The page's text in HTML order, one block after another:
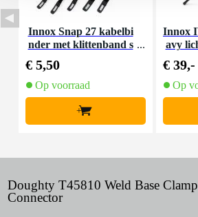
Innox Snap 27 kabelbi
nder met klittenband s
€ 5,50
Op voorraad
+
Innox
avy
€ 39,-
Op
Doughty T45810 Weld Base
Connector